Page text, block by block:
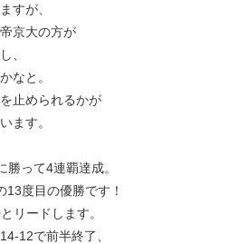
すが、
京大の方が
、
なと。
止められるかが
ます。
って4連覇達成。
度目の優勝です！
リードします。
12で前半終了、